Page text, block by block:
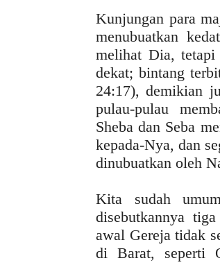
Kunjungan para
menubuatkan
melihat Dia, tetapi
dekat; bintang
24:17), demikian
pulau-pulau
Sheba dan Seba
kepada-Nya, dan
dinubuatkan oleh
Kita sudah
disebutkannya
awal Gereja tidak
di Barat, seperti